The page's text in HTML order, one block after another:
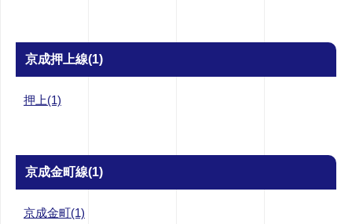
京成押上線(1)
押上(1)
京成金町線(1)
京成金町(1)